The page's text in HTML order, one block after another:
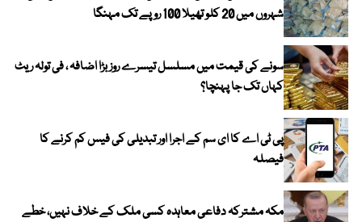
شہروں میں 20 کلو تھیلا 100 روپے تک مہنگا
سونے کی قیمت میں مسلسل تیسرے روز بڑا اضافہ ، فی تولہ ریٹ
کہاں تک جا پہنچا؟
پی ٹی اے کا ای سم کے اجرا اور تبدیلی کی فیس کم کرنے کا
فیصلہ
مکہ مشترکہ دفاعی معاہدہ کسی ملک کے خلاف نہیں، خطے